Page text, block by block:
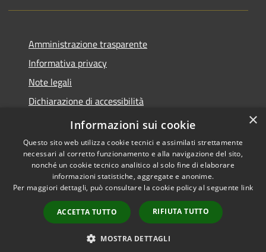
Amministrazione trasparente
Informativa privacy
Note legali
Dichiarazione di accessibilità
Piano di miglioramento del sito
Accessibilità
Copyright © 2026 • Comune di
Dalmine • Powered by
Municipium•
Accesso
redazione
×
Informazioni sui cookie
Questo sito web utilizza cookie tecnici e assimilati strettamente
necessari al corretto funzionamento e alla navigazione del sito,
nonché un cookie tecnico analitico al solo fine di elaborare
informazioni statistiche, aggregate e anonime.
Per maggiori dettagli, può consultare la cookie policy al seguente link
ACCETTA TUTTO RIFIUTA TUTTO
MOSTRA DETTAGLI